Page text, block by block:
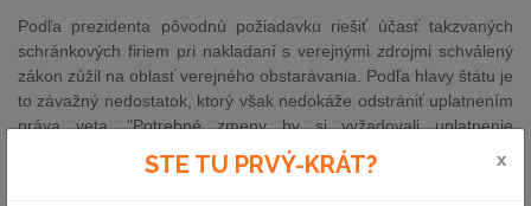
Podľa prezidenta pôvodnú požiadavku riešiť účasť takzvaných
schránkových firiem pri nakladaní s verejnými zdrojmi schválený
zákon zúžil na oblasť verejného obstarávania. Podľa hlavy štátu je
to závažný nedostatok, ktorý však nedokáže odstrániť uplatnením
práva veta. "Potrebné zmeny by si vyžadovali uplatnenie
zákonodarnej iniciatívy," poznamenal prezident.
STE TU PRVÝ-KRÁT? x